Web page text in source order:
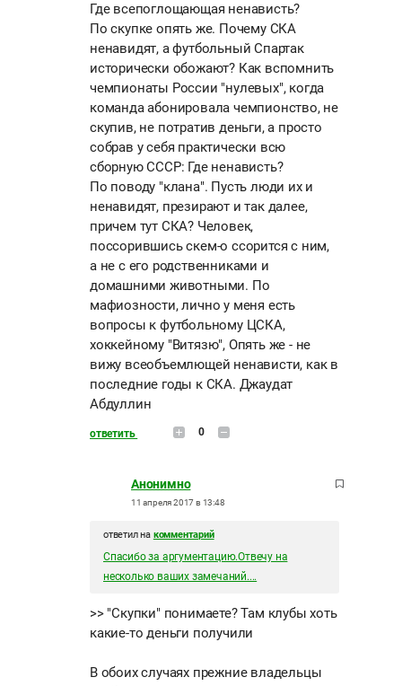
Где всепоглощающая ненависть?
По скупке опять же. Почему СКА
ненавидят, а футбольный Спартак
исторически обожают? Как вспомнить
чемпионаты России "нулевых", когда
команда абонировала чемпионство, не
скупив, не потратив деньги, а просто
собрав у себя практически всю
сборную СССР: Где ненависть?
По поводу "клана". Пусть люди их и
ненавидят, презирают и так далее,
причем тут СКА? Человек,
поссорившись скем-о ссорится с ним,
а не с его родственниками и
домашними животными. По
мафиозности, лично у меня есть
вопросы к футбольному ЦСКА,
хоккейному "Витязю", Опять же - не
вижу всеобъемлющей ненависти, как в
последние годы к СКА. Джаудат
Абдуллин
ответить 0
Анонимно
11 апреля 2017 в 13:48
ответил на комментарий
Спасибо за аргументацию.Отвечу на
несколько ваших замечаний....
>> "Скупки" понимаете? Там клубы хоть
какие-то деньги получили
В обоих случаях прежние владельцы